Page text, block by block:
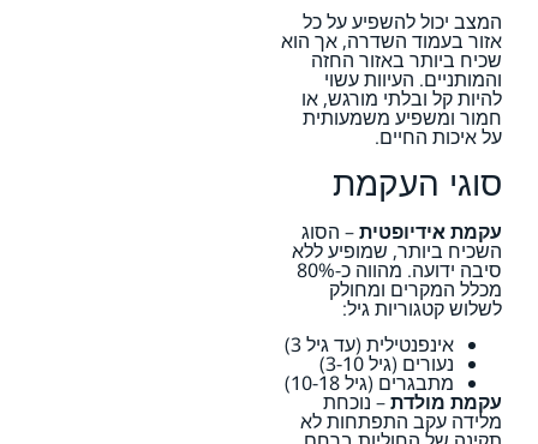
המצב יכול להשפיע על כל
אזור בעמוד השדרה, אך הוא
שכיח ביותר באזור החזה
והמותניים. העיוות עשוי
להיות קל ובלתי מורגש, או
חמור ומשפיע משמעותית
על איכות החיים.
סוגי העקמת
עקמת אידיופטית– הסוג
השכיח ביותר, שמופיע ללא
סיבה ידועה. מהווה כ-80%
מכלל המקרים ומחולק
לשלוש קטגוריות גיל:
אינפנטילית (עד גיל 3)
נעורים (גיל 3-10)
מתבגרים (גיל 10-18)
עקמת מולדת– נוכחת
מלידה עקב התפתחות לא